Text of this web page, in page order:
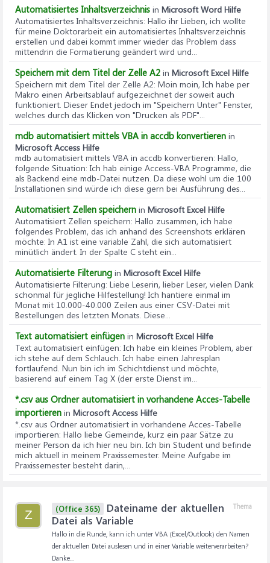
Automatisiertes Inhaltsverzeichnis in Microsoft Word Hilfe
Automatisiertes Inhaltsverzeichnis: Hallo ihr Lieben, ich wollte
für meine Doktorarbeit ein automatisiertes Inhaltsverzeichnis
erstellen und dabei kommt immer wieder das Problem dass
mittendrin die Formatierung geändert wird und...
Speichern mit dem Titel der Zelle A2 in Microsoft Excel Hilfe
Speichern mit dem Titel der Zelle A2: Moin moin, Ich habe per
Makro einen Arbeitsablauf aufgezeichnet der soweit auch
funktioniert. Dieser Endet jedoch im "Speichern Unter" Fenster,
welches durch das Klicken von "Drucken als PDF"...
mdb automatisiert mittels VBA in accdb konvertieren in
Microsoft Access Hilfe
mdb automatisiert mittels VBA in accdb konvertieren: Hallo,
folgende Situation: Ich hab einige Access-VBA Programme, die
als Backend eine mdb-Datei nutzen. Da diese wohl um die 100
Installationen sind würde ich diese gern bei Ausführung des...
Automatisiert Zellen speichern in Microsoft Excel Hilfe
Automatisiert Zellen speichern: Hallo zusammen, ich habe
folgendes Problem, das ich anhand des Screenshots erklären
möchte: In A1 ist eine variable Zahl, die sich automatisiert
minütlich ändert. In der Spalte C steht ein...
Automatisierte Filterung in Microsoft Excel Hilfe
Automatisierte Filterung: Liebe Leserin, lieber Leser, vielen Dank
schonmal für jegliche Hilfestellung! Ich hantiere einmal im
Monat mit 10.000-40.000 Zeilen aus einer CSV-Datei mit
Bestellungen des letzten Monats. Diese...
Text automatisiert einfügen in Microsoft Excel Hilfe
Text automatisiert einfügen: Ich habe ein kleines Problem, aber
ich stehe auf dem Schlauch. Ich habe einen Jahresplan
fortlaufend. Nun bin ich im Schichtdienst und möchte,
basierend auf einem Tag X (der erste Dienst im...
*.csv aus Ordner automatisiert in vorhandene Acces-Tabelle
importieren in Microsoft Access Hilfe
*.csv aus Ordner automatisiert in vorhandene Acces-Tabelle
importieren: Hallo liebe Gemeinde, kurz ein paar Sätze zu
meiner Person da ich hier neu bin. Ich bin Student und befinde
mich aktuell in meinem Praxissemester. Meine Aufgabe im
Praxissemester besteht darin,...
Z
Thema
(Office 365)
Dateiname der aktuellen
Datei als Variable
Hallo in die Runde, kann ich unter VBA (Excel/Outlook) den Namen
der aktuellen Datei auslesen und in einer Variable weiterverarbeiten?
Danke...